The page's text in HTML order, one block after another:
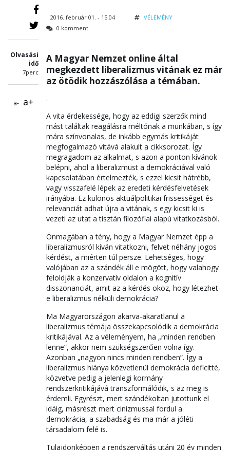
Olvasási
idő
7perc
a- a+
2016. február 01. - 15:04
VÉLEMÉNY
0 komment
A Magyar Nemzet online által
megkezdett liberalizmus vitának ez már
az ötödik hozzászólása a témában.
A vita érdekessége, hogy az eddigi szerzők mind
mást találtak reagálásra méltónak a munkában, s így
mára színvonalas, de inkább egymás kritikáját
megfogalmazó vitává alakult a cikksorozat. Így
megragadom az alkalmat, s azon a ponton kívánok
belépni, ahol a liberalizmust a demokráciával való
kapcsolatában értelmezték, s ezzel kicsit hátrébb,
vagy visszafelé lépek az eredeti kérdésfelvetések
irányába. Ez különös aktuálpolitikai frissességet és
relevanciát adhat újra a vitának, s egy kicsit ki is
vezeti az utat a tisztán filozófiai alapú vitatkozásból.
Önmagában a tény, hogy a Magyar Nemzet épp a
liberalizmusról kíván vitatkozni, felvet néhány jogos
kérdést, a miérten túl persze. Lehetséges, hogy
valójában az a szándék áll e mögött, hogy valahogy
feloldják a konzervatív oldalon a kognitív
disszonanciát, amit az a kérdés okoz, hogy létezhet-
e liberalizmus nélküli demokrácia?
Ma Magyarországon akarva-akaratlanul a
liberalizmus témája összekapcsolódik a demokrácia
kritikájával. Az a véleményem, ha „minden rendben
lenne”, akkor nem szükségszerűen volna így.
Azonban „nagyon nincs minden rendben”. Így a
liberalizmus hiánya közvetlenül demokrácia deficitté,
közvetve pedig a jelenlegi kormány
rendszerkritikájává transzformálódik, s az meg is
érdemli. Egyrészt, mert szándékoltan jutottunk el
idáig, másrészt mert cinizmussal fordul a
demokrácia, a szabadság és ma már a jóléti
társadalom felé is.
Tulajdonképpen a rendszerváltás utáni 20 év minden